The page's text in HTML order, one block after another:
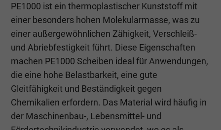
PE1000 ist ein thermoplastischer Kunststoff mit
einer besonders hohen Molekularmasse, was zu
einer außergewöhnlichen Zähigkeit, Verschleiß-
und Abriebfestigkeit führt. Diese Eigenschaften
machen PE1000 Scheiben ideal für Anwendungen,
die eine hohe Belastbarkeit, eine gute
Gleitfähigkeit und Beständigkeit gegen
Chemikalien erfordern. Das Material wird häufig in
der Maschinenbau-, Lebensmittel- und